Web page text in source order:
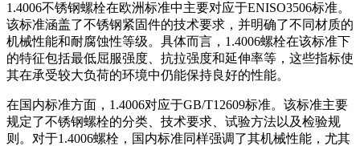
1.4006不锈钢螺栓在欧洲标准中主要对应于ENISO3506标准。
该标准涵盖了不锈钢紧固件的技术要求，并明确了不同材质的
机械性能和耐腐蚀性等级。具体而言，1.4006螺栓在该标准下
的特征包括最低屈服强度、抗拉强度和延伸率等，这些指标使
其在承受较大负荷的环境中仍能保持良好的性能。
在国内标准方面，1.4006对应于GB/T12609标准。该标准主要
规定了不锈钢螺栓的分类、技术要求、试验方法以及检验规
则。对于1.4006螺栓，国内标准同样强调了其机械性能，尤其